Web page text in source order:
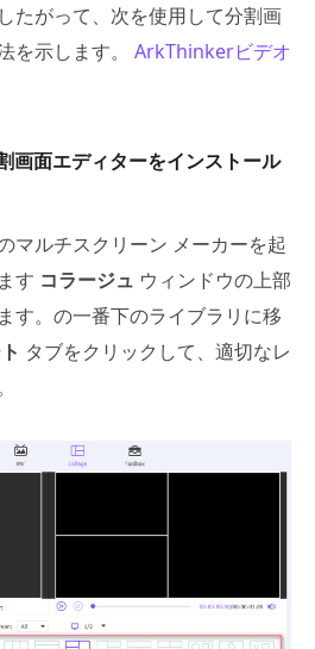
たがって、次を使用して分割画
を示します。 ArkThinkerビデオ
画面エディターをインストール
マルチスクリーン メーカーを起
す コラージュ ウィンドウの上部
す。の一番下のライブラリに移
タブをクリックして、適切なレ